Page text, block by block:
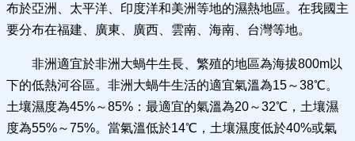
布於亞洲、太平洋、印度洋和美洲等地的濕熱地區。在我國主
要分布在福建、廣東、廣西、雲南、海南、台灣等地。
非洲適宜於非洲大蝸牛生長、繁殖的地區為海拔800m以
下的低熱河谷區。非洲大蝸牛生活的適宜氣溫為15～38℃。
土壤濕度為45%～85%：最適宜的氣溫為20～32℃，土壤濕
度為55%～75%。當氣溫低於14℃，土壤濕度低於40%或氣